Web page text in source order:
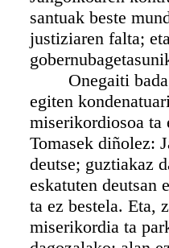
santuak beste
justiziaren falta;
Onegaiti bada,
egiten
miserikordiosoa ta
Tomasek diñolez:
deutse; guztiakaz
eskatuten deutsan
ta ez bestela. Eta,
miserikordia ta